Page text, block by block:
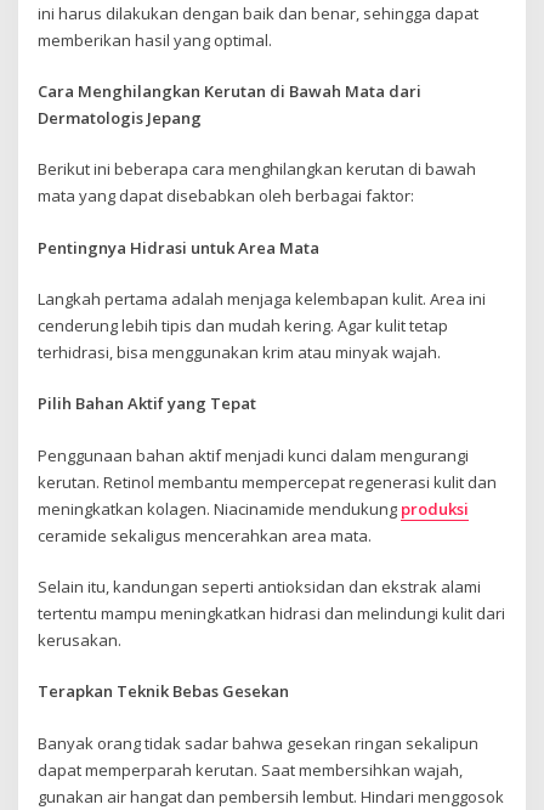
ini harus dilakukan dengan baik dan benar, sehingga dapat
memberikan hasil yang optimal.
Cara Menghilangkan Kerutan di Bawah Mata dari
Dermatologis Jepang
Berikut ini beberapa cara menghilangkan kerutan di bawah
mata yang dapat disebabkan oleh berbagai faktor:
Pentingnya Hidrasi untuk Area Mata
Langkah pertama adalah menjaga kelembapan kulit. Area ini
cenderung lebih tipis dan mudah kering. Agar kulit tetap
terhidrasi, bisa menggunakan krim atau minyak wajah.
Pilih Bahan Aktif yang Tepat
Penggunaan bahan aktif menjadi kunci dalam mengurangi
kerutan. Retinol membantu mempercepat regenerasi kulit dan
meningkatkan kolagen. Niacinamide mendukung produksi
ceramide sekaligus mencerahkan area mata.
Selain itu, kandungan seperti antioksidan dan ekstrak alami
tertentu mampu meningkatkan hidrasi dan melindungi kulit dari
kerusakan.
Terapkan Teknik Bebas Gesekan
Banyak orang tidak sadar bahwa gesekan ringan sekalipun
dapat memperparah kerutan. Saat membersihkan wajah,
gunakan air hangat dan pembersih lembut. Hindari menggosok